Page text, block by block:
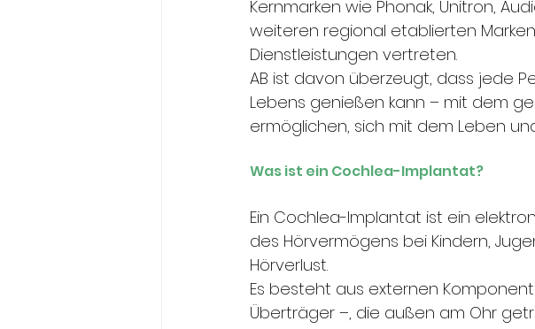
Kernmarken wie Phonak, Unitron,
weiteren regional etablierten
Dienstleistungen vertreten.
AB ist davon überzeugt, dass jede
Lebens genießen kann – mit dem
ermöglichen, sich mit dem Leben
Was ist ein Cochlea-Implantat?
Ein Cochlea-Implantat ist ein
des Hörvermögens bei Kindern,
Hörverlust.
Es besteht aus externen
Überträger –, die außen am Ohr